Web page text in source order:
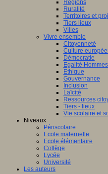
Régions
Ruralité
Territoires et
Tiers lieux
Villes
Vivre ensemble
Citoyenneté
Culture
Démocratie
Egalité
Ethique
Gouvernance
Inclusion
Laïcité
Ressources
Tiers - lieux
Vie scolaire et
Niveaux
Périscolaire
Ecole maternelle
Ecole élémentaire
Collège
Lycée
Université
Les auteurs